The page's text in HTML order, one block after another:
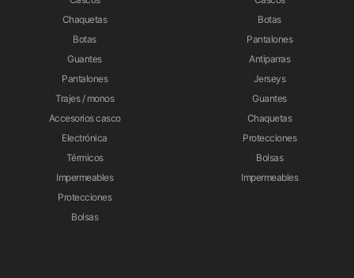
Chaquetas
Botas
Guantes
Pantalones
Trajes / monos
Accesorios casco
Electrónica
Térmicos
Impermeables
Protecciones
Bolsas
Botas
Pantalones
Antiparras
Jerseys
Guantes
Chaquetas
Protecciones
Bolsas
Impermeables